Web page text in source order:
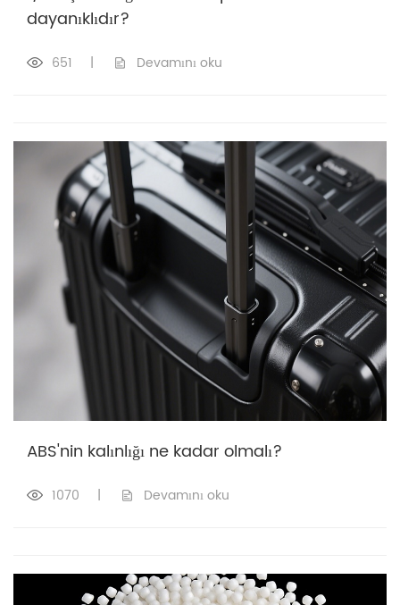
dayanıklıdır?
651 | Devamını oku
ABS'nin kalınlığı ne kadar olmalı?
1070 | Devamını oku